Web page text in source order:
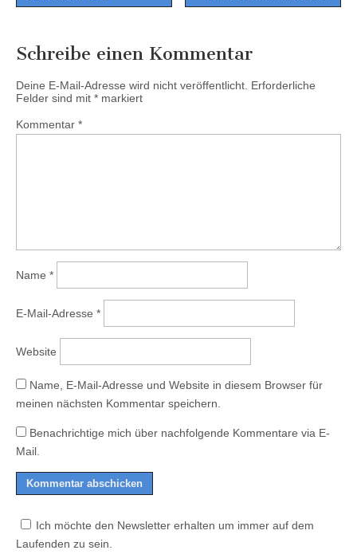
Schreibe einen Kommentar
Deine E-Mail-Adresse wird nicht veröffentlicht. Erforderliche
Felder sind mit * markiert
Kommentar *
Name *
E-Mail-Adresse *
Website
Name, E-Mail-Adresse und Website in diesem Browser für
meinen nächsten Kommentar speichern.
Benachrichtige mich über nachfolgende Kommentare via E-
Mail.
Ich möchte den Newsletter erhalten um immer auf dem
Laufenden zu sein.